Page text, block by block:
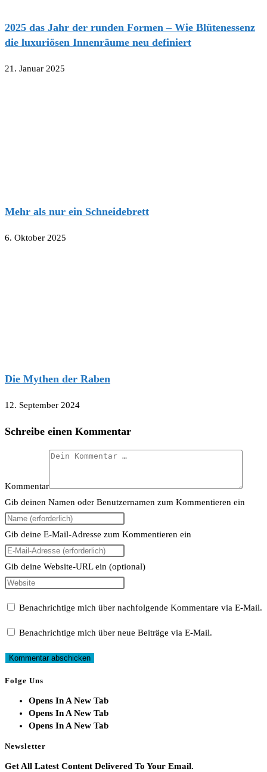
2025 das Jahr der runden Formen – Wie Blütenessenz
die luxuriösen Innenräume neu definiert
21. Januar 2025
Mehr als nur ein Schneidebrett
6. Oktober 2025
Die Mythen der Raben
12. September 2024
Schreibe einen Kommentar
Kommentar
Gib deinen Namen oder Benutzernamen zum Kommentieren ein
Gib deine E-Mail-Adresse zum Kommentieren ein
Gib deine Website-URL ein (optional)
Benachrichtige mich über nachfolgende Kommentare via E-Mail.
Benachrichtige mich über neue Beiträge via E-Mail.
Folge Uns
Opens In A New Tab
Opens In A New Tab
Opens In A New Tab
Newsletter
Get All Latest Content Delivered To Your Email.